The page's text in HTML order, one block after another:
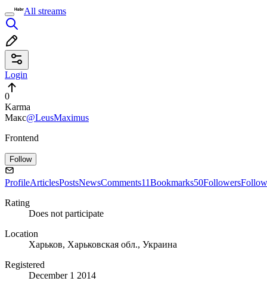
All streams
Login
0
Karma
Макс@LeusMaximus
Frontend
Follow
ProfileArticlesPostsNewsComments11Bookmarks50Followers
Rating
Does not participate
Location
Харьков, Харьковская обл., Украина
Registered
December 1 2014